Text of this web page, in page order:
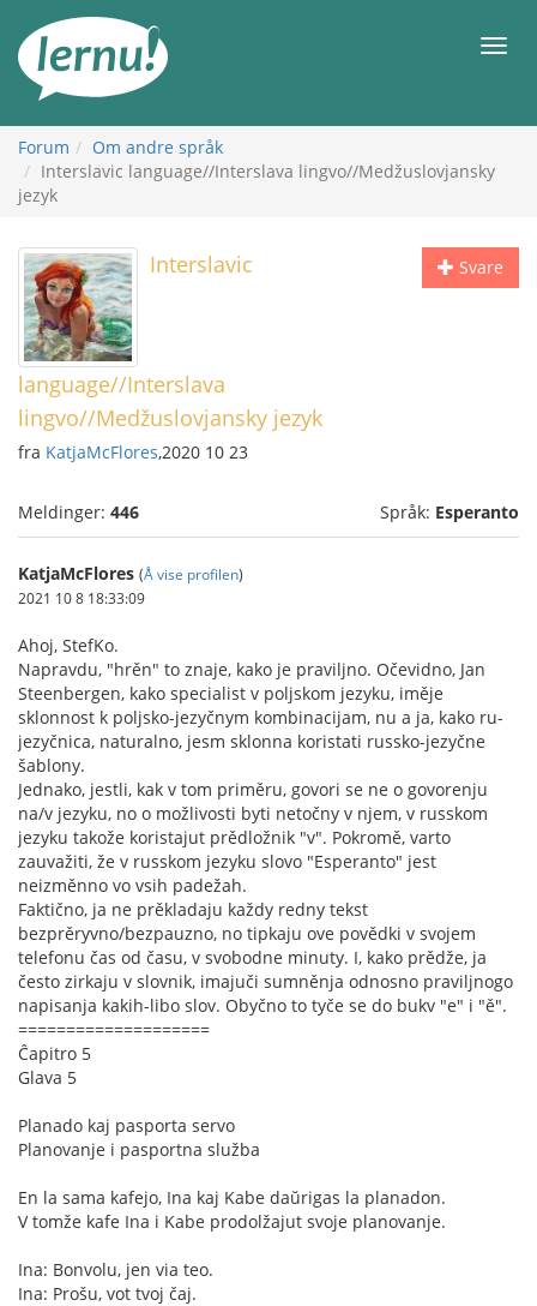
innholdet
Meny
Forum
Om andre språk
Interslavic language//Interslava lingvo//Medžuslovjansky
jezyk
Svare
Interslavic
language//Interslava
lingvo//Medžuslovjansky jezyk
fra KatjaMcFlores,2020 10 23
Meldinger: 446 Språk: Esperanto
KatjaMcFlores (Å vise profilen)
2021 10 8 18:33:09
Ahoj, StefKo.
Napravdu, "hrěn" to znaje, kako je praviljno. Očevidno, Jan
Steenbergen, kako specialist v poljskom jezyku, iměje
sklonnost k poljsko-jezyčnym kombinacijam, nu a ja, kako ru-
jezyčnica, naturalno, jesm sklonna koristati russko-jezyčne
šablony.
Jednako, jestli, kak v tom priměru, govori se ne o govorenju
na/v jezyku, no o možlivosti byti netočny v njem, v russkom
jezyku takože koristajut prědložnik "v". Pokromě, varto
zauvažiti, že v russkom jezyku slovo "Esperanto" jest
neizměnno vo vsih padežah.
Faktično, ja ne prěkladaju každy redny tekst
bezprěryvno/bezpauzno, no tipkaju ove povědki v svojem
telefonu čas od času, v svobodne minuty. I, kako prědže, ja
često zirkaju v slovnik, imajuči sumněnja odnosno praviljnogo
napisanja kakih-libo slov. Obyčno to tyče se do bukv "e" i "ě".
====================
Ĉapitro 5
Glava 5
Planado kaj pasporta servo
Planovanje i pasportna služba
En la sama kafejo, Ina kaj Kabe daŭrigas la planadon.
V tomže kafe Ina i Kabe prodolžajut svoje planovanje.
Ina: Bonvolu, jen via teo.
Ina: Prošu, vot tvoj čaj.